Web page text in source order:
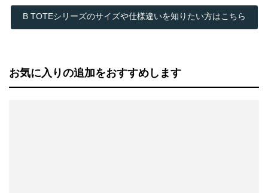
B TOTEシリーズのサイズや仕様違いを知りたい方はこちら
お気に入りの追加をおすすめします